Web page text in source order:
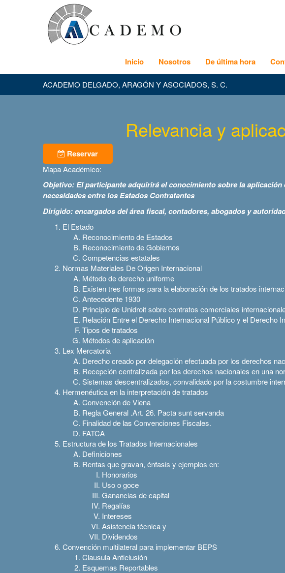
Inicio Nosotros De última hora
ACADEMO DELGADO, ARAGÓN Y ASOCIADOS, S. C.
Relevancia y
Reservar
Mapa Académico:
Objetivo: El participante adquirirá el conocimiento sobre la
necesidades entre los Estados Contratantes
Dirigido: encargados del área fiscal, contadores, abogados y
El Estado
Reconocimiento de Estados
Reconocimiento de Gobiernos
Competencias estatales
Normas Materiales De Origen Internacional
Método de derecho uniforme
Existen tres formas para la elaboración de los tratados
Antecedente 1930
Principio de Unidroit sobre contratos comerciales
Relación Entre el Derecho Internacional Público y el Derecho
Tipos de tratados
Métodos de aplicación
Lex Mercatoria
Derecho creado por delegación efectuada por los derechos
Recepción centralizada por los derechos nacionales en una
Sistemas descentralizados, convalidado por la costumbre
Hermenéutica en la interpretación de tratados
Convención de Viena
Regla General .Art. 26. Pacta sunt servanda
Finalidad de las Convenciones Fiscales.
FATCA
Estructura de los Tratados Internacionales
Definiciones
Rentas que gravan, énfasis y ejemplos en:
Honorarios
Uso o goce
Ganancias de capital
Regalías
Intereses
Asistencia técnica y
Dividendos
Convención multilateral para implementar BEPS
Clausula Antielusión
Esquemas Reportables